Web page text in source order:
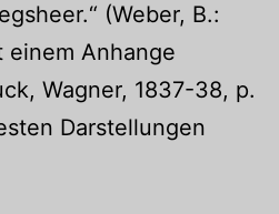
(Weber, B.:
einem Anhange
Wagner, 1837-38, p.
Darstellungen